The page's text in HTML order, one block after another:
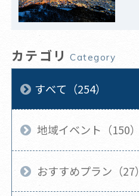
カテゴリ Category
すべて（254）
地域イベント（150）
おすすめプラン（27）